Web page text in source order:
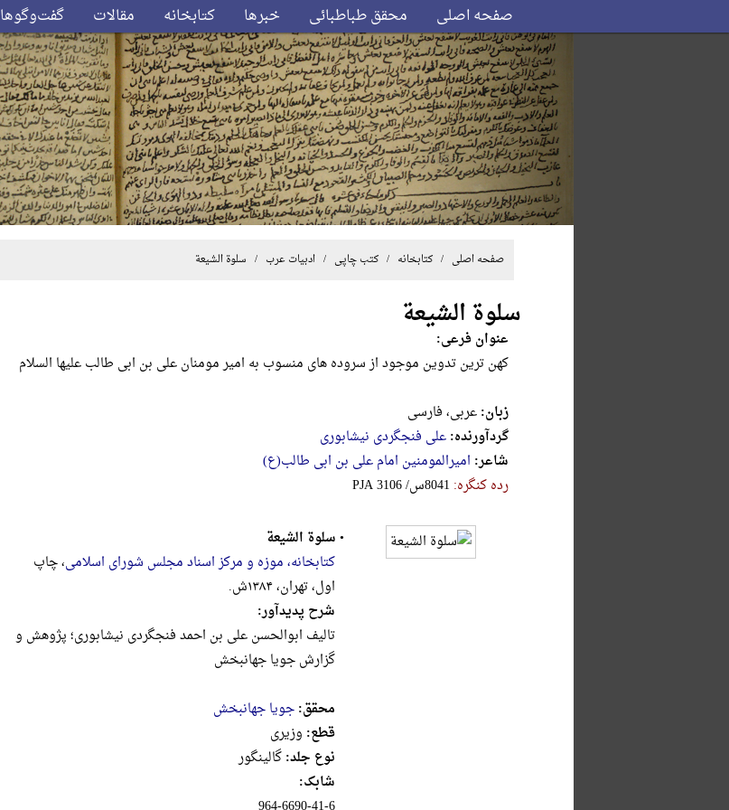
صفحه اصلی محقق طباطبائی خبرها کتابخانه مقالات گفت‌وگوها
صفحه اصلی / کتابخانه /کتب چاپی /ادبیات عرب / سلوة الشیعة
سلوة الشیعة
عنوان فرعی:
کهن ترین تدوین موجود از سروده های منسوب به امیر مومنان علی‌ بن‌ ابی‌ طالب‌ علیها السلام‌
زبان:عربی، فارسی
گردآورنده:علی فنجگردی نیشابوری
شاعر: امیرالمومنین امام علی بن ابی طالب(ع)
رده کنگره: ‎P‎J‎A‎ ‎3‎1‎0‎6‎ ‎/‎س‎8‎0‎4‎1
•سلوة الشیعة
کتابخانه، موزه و مرکز اسناد مجلس شورای اسلامی، چاپ
اول، تهران، ۱۳۸۴ش.
شرح پدیدآور:
تالیف ابوالحسن علی بن احمد فنجگردی نیشابوری؛ پژوهش و
گزارش جویا جهانبخش
محقق:جویا جهانبخش
قطع: وزيرى
نوع جلد:گالینگور
شابک: